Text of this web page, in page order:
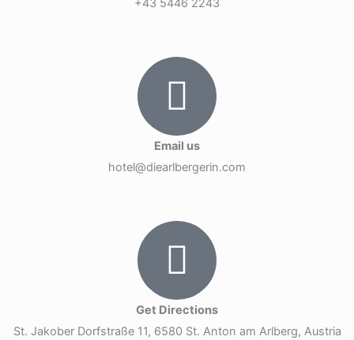
+43 5446 2243
Email us
hotel@diearlbergerin.com
Get Directions
St. Jakober Dorfstraße 11, 6580 St. Anton am Arlberg, Austria